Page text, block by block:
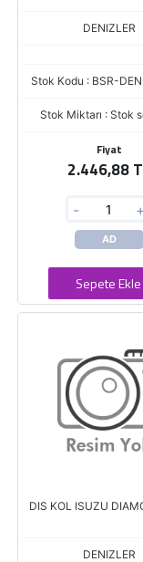
DENIZLER
Stok Kodu : BSR-
Stok Miktarı : Stok
Fiyat
2.446,88
- +
AD
Sepete Ekle
DIS KOL ISUZU
DENIZLER